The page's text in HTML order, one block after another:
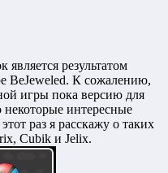
результатом
BeJeweled. К сожалению,
игры пока версию для
некоторые интересные
раз я расскажу о таких
Cubik и Jelix.